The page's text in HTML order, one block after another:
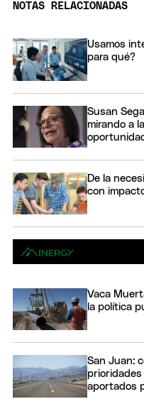
NOTAS RELACIONADAS
Usamos
para qué?
Susan
mirando a
De la
con
Vaca
la política
San Juan:
aportados